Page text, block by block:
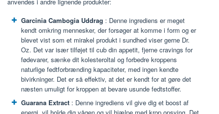
anvendes i andre lignende produkter:
Garcinia Cambogia Uddrag : Denne ingrediens er meget
kendt omkring mennesker, der forsøger at komme i form og er
blevet vist som et mirakel produkt i sundhed viser gerne Dr.
Oz. Det var især tilføjet til cub din appetit, fjerne cravings for
fødevarer, sænke dit kolesteroltal og forbedre kroppens
naturlige fedtforbrænding kapaciteter, med ingen kendte
bivirkninger. Det er så effektiv, at det er kendt for at gøre det
næsten umuligt for kroppen at bevare usunde fedtstoffer.
Guarana Extract : Denne ingrediens vil give dig et boost af